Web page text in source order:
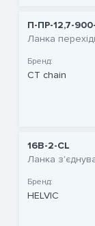
П-ПР-12,7-
Ланка
Бренд:
CT chain
16B-2-CL
Ланка
Бренд:
HELVIC